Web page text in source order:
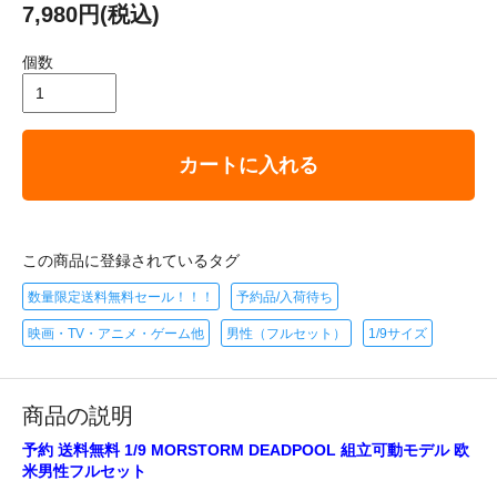
7,980円(税込)
個数
カートに入れる
この商品に登録されているタグ
数量限定送料無料セール！！！ 予約品/入荷待ち
映画・TV・アニメ・ゲーム他 男性（フルセット） 1/9サイズ
商品の説明
予約 送料無料 1/9 MORSTORM DEADPOOL 組立可動モデル 欧
米男性フルセット